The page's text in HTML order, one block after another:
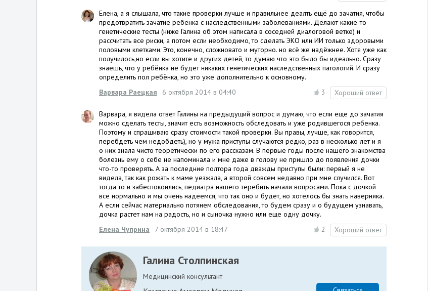
Елена, а я слышала, что такие проверки лучше и правильнее деалть ещё до зачатия, чтобы
предотвратить зачатие ребёнка с наследственными заболеваниями. Делают какие-то
генетические тесты (ниже Галина об этом написала в соседней диалоговой ветке) и
рассчитать все риски, а потом если необходимо, то сделать ЭКО или ИИ только здоровыми
половыми клетками. Это, конечно, сложновато и муторно. но всё же надёжнее. Хотя уже как
получилось,но если вы хотите и других детей, то думаю что это было бы идеально. Сразу
знаешь, что у ребёнка не будет никаких генетических наследственных патологий. И сразу
определить пол ребёнка, но это уже дополнительно к основному.
3
Хороший ответ
Варвара Раецкая 6 октября 2014 в 04:40
Варвара, я видела ответ Галины на предыдущий вопрос и думаю, что если еще до зачатия
можно сделать тесты, значит есть возможность обследовать и уже родившегося ребенка.
Поэтому и спрашиваю сразу стоимости такой проверки. Вы правы, лучше, как говорится,
перебдеть чем недобдеть), но у мужа приступы случаются редко, раз в несколько лет и я
о них знала чисто теоретически по его рассказам. В первые годы после нашего знакомства
болезнь ему о себе не напоминала и мне даже в голову не пришло до появления дочки
что-то проверять. А за последние полтора года дважды приступы были: первый я не
видела, так как рожать к маме уезжала, а второй совсем недавно при мне случился. Вот
тогда то и забеспокоились, педиатра нашего теребить начали вопросами. Пока с дочкой
все нормально и мы очень надеемся, что так оно и будет, но хотелось бы знать наверняка.
А если сейчас материально потянем обследования, то будем сразу и о будущем узнавать,
дочка растет нам на радость, но и сыночка нужно или еще одну дочку.
2
Хороший ответ
Елена Чуприна 7 октября 2014 в 18:47
Галина Столпинская
Медицинский консультант